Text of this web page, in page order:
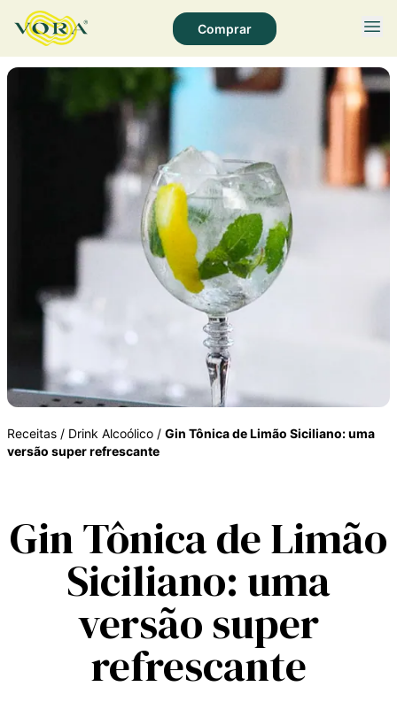
Comprar
Página Inicial
Quem Somos
Socioambiental
Produtos
Receitas
Notícias
Fale Conosco
Receitas / Drink Alcoólico / Gin Tônica de Limão Siciliano: uma
versão super refrescante
Gin Tônica de Limão
Siciliano: uma
versão super
refrescante